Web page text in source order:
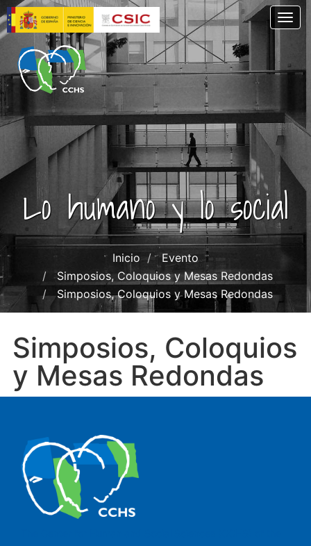
Skip
to
main
content
Lo humano y lo social
Inicio
Evento
Simposios, Coloquios y Mesas Redondas
Simposios, Coloquios y Mesas Redondas
Simposios, Coloquios
y Mesas Redondas